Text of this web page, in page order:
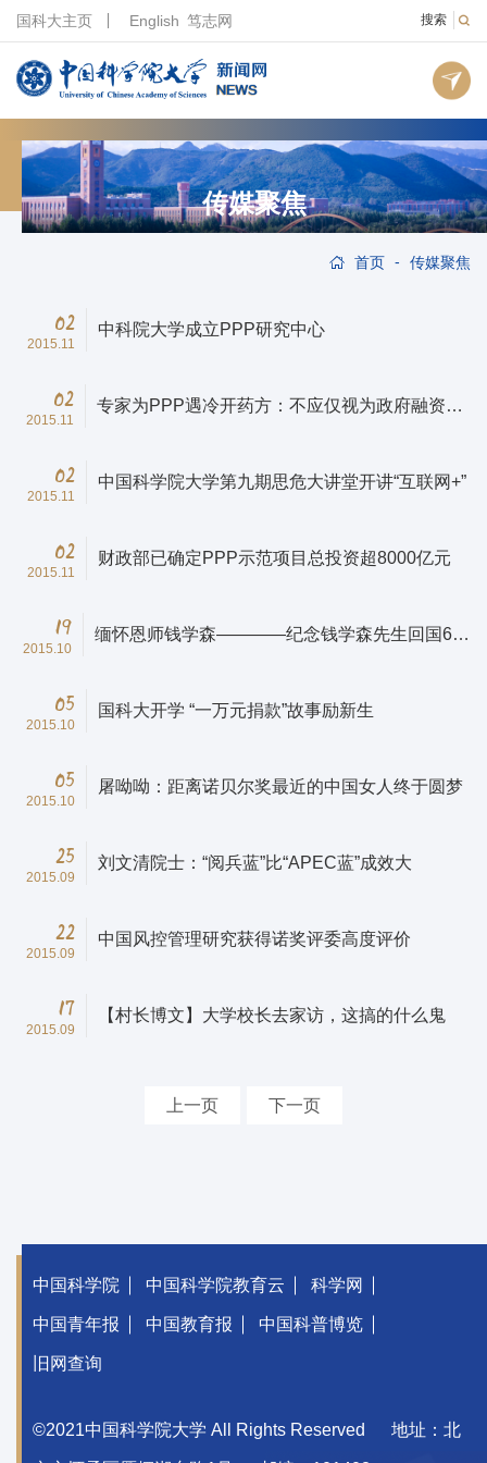
搜索
国科大主页 English 笃志网
传媒聚焦
首页 - 传媒聚焦
02
2015.11
中科院大学成立PPP研究中心
02
2015.11
专家为PPP遇冷开药方：不应仅视为政府融资手
02
2015.11
中国科学院大学第九期思危大讲堂开讲“互联网+”
02
2015.11
财政部已确定PPP示范项目总投资超8000亿元
19
2015.10
缅怀恩师钱学森————纪念钱学森先生回国60
05
2015.10
国科大开学 “一万元捐款”故事励新生
05
2015.10
屠呦呦：距离诺贝尔奖最近的中国女人终于圆梦
25
2015.09
刘文清院士：“阅兵蓝”比“APEC蓝”成效大
22
2015.09
中国风控管理研究获得诺奖评委高度评价
17
2015.09
【村长博文】大学校长去家访，这搞的什么鬼
上一页 下一页
中国科学院 中国科学院教育云 科学网
中国青年报 中国教育报 中国科普博览
旧网查询
©2021中国科学院大学 All Rights Reserved 地址：北